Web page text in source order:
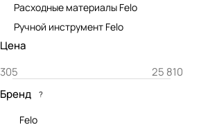
Расходные материалы Felo
Ручной инструмент Felo
Цена
Бренд ?
Felo